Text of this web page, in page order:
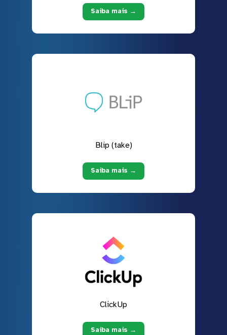
Saiba mais →
Blip (take)
Saiba mais →
ClickUp
Saiba mais →